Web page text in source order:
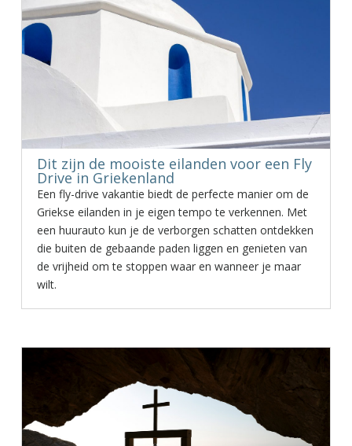
Dit zijn de mooiste eilanden voor een Fly
Drive in Griekenland
Een fly-drive vakantie biedt de perfecte manier om de
Griekse eilanden in je eigen tempo te verkennen. Met
een huurauto kun je de verborgen schatten ontdekken
die buiten de gebaande paden liggen en genieten van
de vrijheid om te stoppen waar en wanneer je maar
wilt.